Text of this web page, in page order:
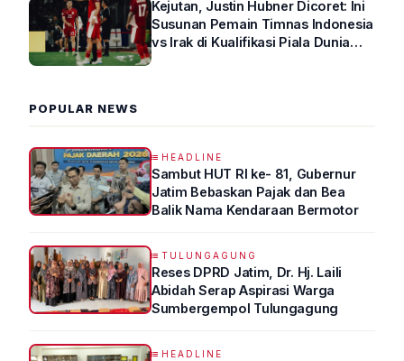
Kejutan, Justin Hubner Dicoret: Ini
Susunan Pemain Timnas Indonesia
vs Irak di Kualifikasi Piala Dunia
POPULAR NEWS
HEADLINE
Sambut HUT RI ke- 81, Gubernur
Jatim Bebaskan Pajak dan Bea
Balik Nama Kendaraan Bermotor
TULUNGAGUNG
Reses DPRD Jatim, Dr. Hj. Laili
Abidah Serap Aspirasi Warga
Sumbergempol Tulungagung
HEADLINE